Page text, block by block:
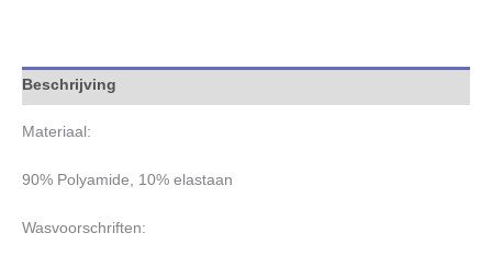
Beschrijving
Materiaal:
90% Polyamide, 10% elastaan
Wasvoorschriften: